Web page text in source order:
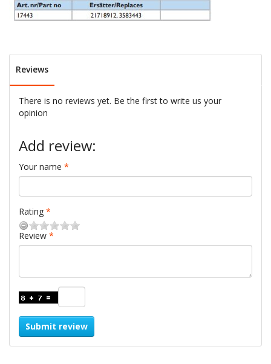
Reviews
There is no reviews yet. Be the first to write us your
opinion
Add review:
Your name
Rating
Review
Submit review